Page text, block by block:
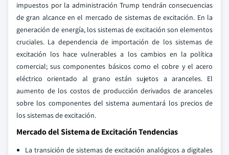
impuestos por la administración Trump tendrán consecuencias
de gran alcance en el mercado de sistemas de excitación. En la
generación de energía, los sistemas de excitación son elementos
cruciales. La dependencia de importación de los sistemas de
excitación los hace vulnerables a los cambios en la política
comercial; sus componentes básicos como el cobre y el acero
eléctrico orientado al grano están sujetos a aranceles. El
aumento de los costos de producción derivados de aranceles
sobre los componentes del sistema aumentará los precios de
los sistemas de excitación.
Mercado del Sistema de Excitación Tendencias
La transición de sistemas de excitación analógicos a digitales